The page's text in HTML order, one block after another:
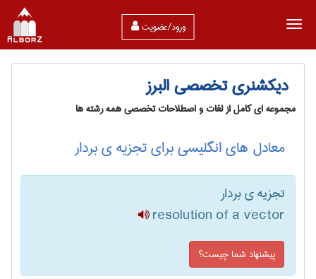
ورود/عضویت
دیکشنری تخصصی البرز
مجموعه ای کامل از لغات و اصطلاحات تخصصی همه رشته ها
معادل های انگلیسی برای تجزیه ی بردار
تجزیه ی بردار
resolution of a vector
پیشنهاد شما چیست؟